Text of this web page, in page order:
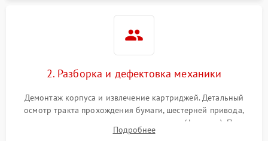
2. Разборка и дефектовка механики
Демонтаж корпуса и извлечение картриджей. Детальный
осмотр тракта прохождения бумаги, шестерней привода,
роликов захвата и узла термозакрепления (фьюзера). Поиск
физического износа и повреждений деталей.
Подробнее